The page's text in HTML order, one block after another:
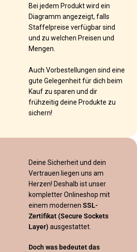
Bei jedem Produkt wird ein
Diagramm angezeigt, falls
Staffelpreise verfügbar sind
und zu welchen Preisen und
Mengen.
Auch Vorbestellungen sind eine
gute Gelegenheit für dich beim
Kauf zu sparen und dir
frühzeitig deine Produkte zu
sichern!
Deine Sicherheit und dein
Vertrauen liegen uns am
Herzen! Deshalb ist unser
kompletter Onlineshop mit
einem modernen SSL-
Zertifikat (Secure Sockets
Layer) ausgestattet.
Doch was bedeutet das